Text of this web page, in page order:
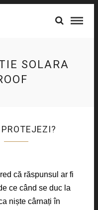
SOLARA
că răspunsul ar fi
ce când se duc la
niște cârnați în